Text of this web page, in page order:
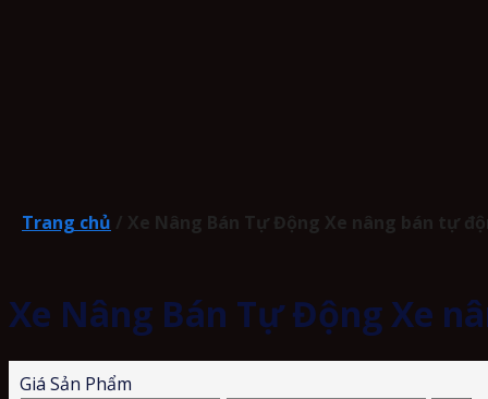
Trang chủ / Xe Nâng Bán Tự Động Xe nâng bán tự
Xe Nâng Bán Tự Động Xe
Giá Sản Phẩm